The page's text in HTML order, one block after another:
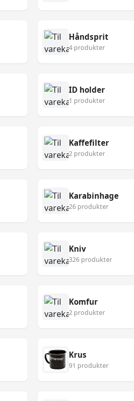
Håndsprit
4 produkter
ID holder
1 produkter
Kaffefilter
2 produkter
Karabinhage
26 produkter
Kniv
326 produkter
Komfur
2 produkter
Krus
91 produkter